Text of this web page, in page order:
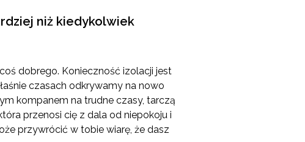
niż kiedykolwiek
dobrego. Konieczność izolacji jest
czasach odkrywamy na nowo
kompanem na trudne czasy, tarczą
przenosi cię z dala od niepokoju i
przywrócić w tobie wiarę, że dasz